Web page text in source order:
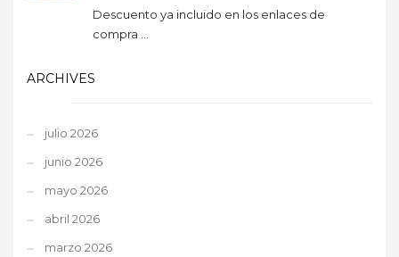
Descuento ya incluido en los enlaces de
compra ...
ARCHIVES
julio 2026
junio 2026
mayo 2026
abril 2026
marzo 2026